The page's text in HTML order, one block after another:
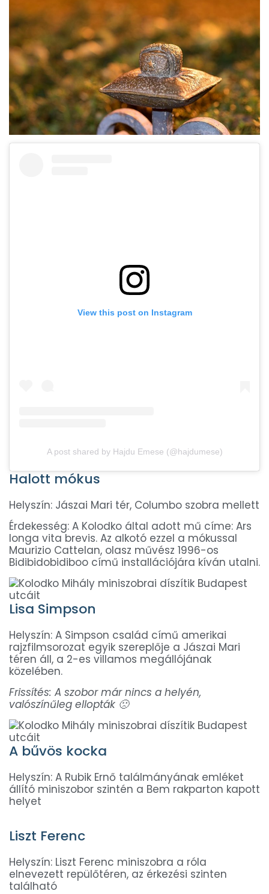
View this post on Instagram
A post shared by Hajdu Emese (@hajdumese)
Halott mókus
Helyszín: Jászai Mari tér, Columbo szobra mellett
Érdekesség: A Kolodko által adott mű címe: Ars
longa vita brevis. Az alkotó ezzel a mókussal
Maurizio Cattelan, olasz művész 1996-os
Bidibidobidiboo című installációjára kíván utalni.
Lisa Simpson
Helyszín: A Simpson család című amerikai
rajzfilmsorozat egyik szereplője a Jászai Mari
téren áll, a 2-es villamos megállójának
közelében.
Frissítés: A szobor már nincs a helyén,
valószínűleg ellopták 🙁
A bűvös kocka
Helyszín: A Rubik Ernő találmányának emléket
állító miniszobor szintén a Bem rakparton kapott
helyet
Liszt Ferenc
Helyszín: Liszt Ferenc miniszobra a róla
elnevezett repülőtéren, az érkezési szinten
található